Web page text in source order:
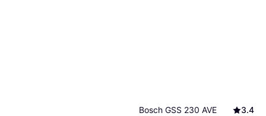
Bosch GSS 230 AVE
3.4